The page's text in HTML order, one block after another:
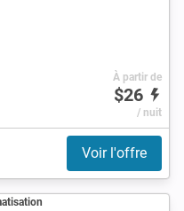
À partir de
$26
/ nuit
Voir l'offre